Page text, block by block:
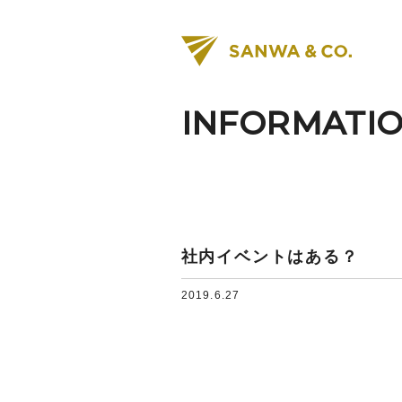
社内イベントはある？
2019.6.27